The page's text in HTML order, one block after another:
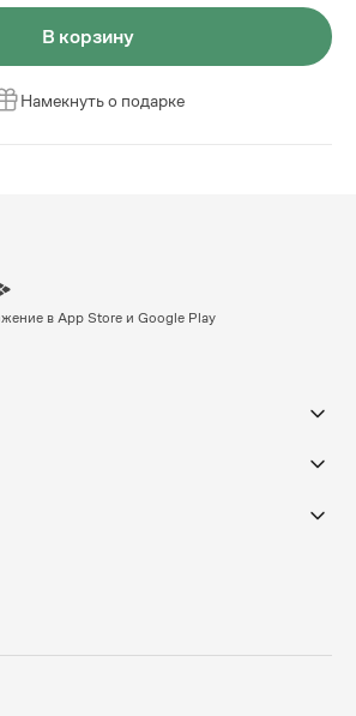
В корзину
Намекнуть о подарке
в App Store и Google Play